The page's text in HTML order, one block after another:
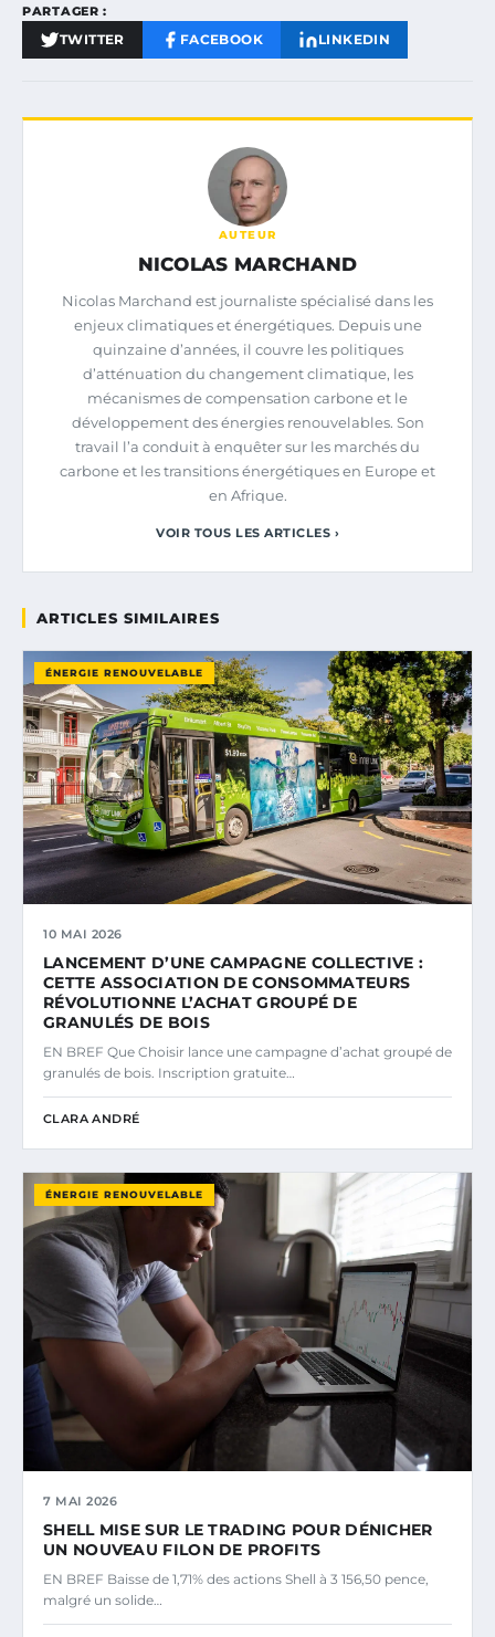
PARTAGER :
TWITTER FACEBOOK LINKEDIN
AUTEUR
NICOLAS MARCHAND
Nicolas Marchand est journaliste spécialisé dans les
enjeux climatiques et énergétiques. Depuis une
quinzaine d’années, il couvre les politiques
d’atténuation du changement climatique, les
mécanismes de compensation carbone et le
développement des énergies renouvelables. Son
travail l’a conduit à enquêter sur les marchés du
carbone et les transitions énergétiques en Europe et
en Afrique.
VOIR TOUS LES ARTICLES ›
ARTICLES SIMILAIRES
ÉNERGIE RENOUVELABLE
10 MAI 2026
LANCEMENT D’UNE CAMPAGNE COLLECTIVE :
CETTE ASSOCIATION DE CONSOMMATEURS
RÉVOLUTIONNE L’ACHAT GROUPÉ DE
GRANULÉS DE BOIS
EN BREF Que Choisir lance une campagne d’achat groupé de
granulés de bois. Inscription gratuite…
CLARA ANDRÉ
ÉNERGIE RENOUVELABLE
7 MAI 2026
SHELL MISE SUR LE TRADING POUR DÉNICHER
UN NOUVEAU FILON DE PROFITS
EN BREF Baisse de 1,71% des actions Shell à 3 156,50 pence,
malgré un solide…